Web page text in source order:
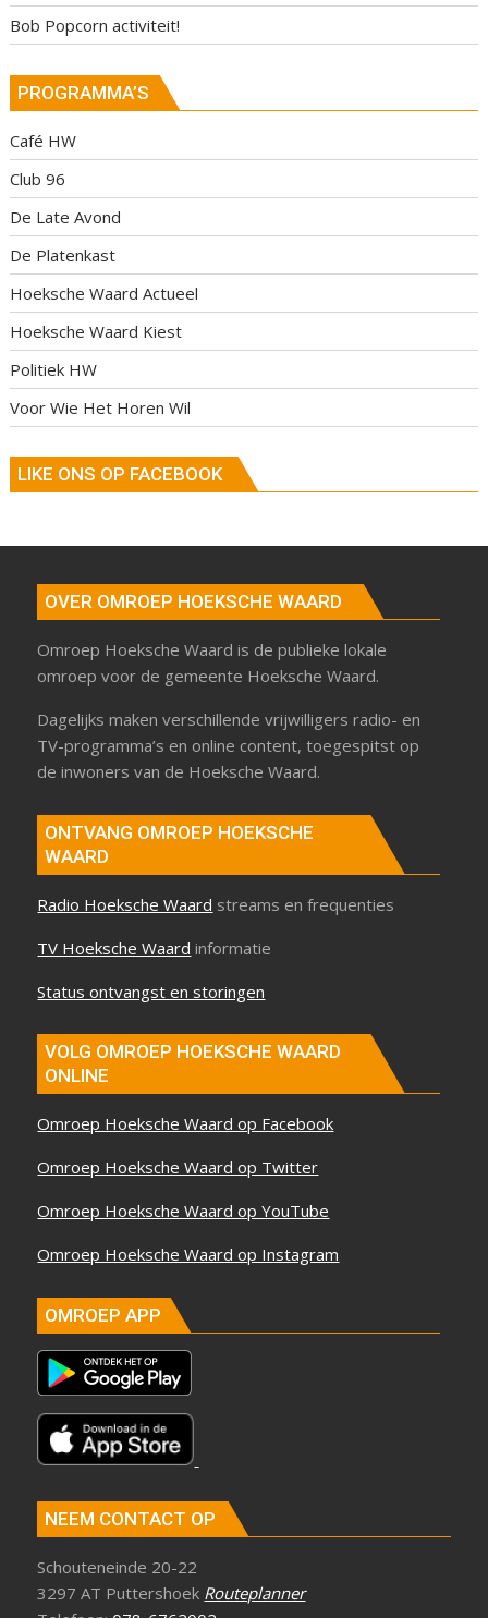
Bob Popcorn activiteit!
PROGRAMMA’S
Café HW
Club 96
De Late Avond
De Platenkast
Hoeksche Waard Actueel
Hoeksche Waard Kiest
Politiek HW
Voor Wie Het Horen Wil
LIKE ONS OP FACEBOOK
OVER OMROEP HOEKSCHE WAARD
Omroep Hoeksche Waard is de publieke lokale
omroep voor de gemeente Hoeksche Waard.
Dagelijks maken verschillende vrijwilligers radio- en
TV-programma’s en online content, toegespitst op
de inwoners van de Hoeksche Waard.
ONTVANG OMROEP HOEKSCHE
WAARD
Radio Hoeksche Waard streams en frequenties
TV Hoeksche Waard informatie
Status ontvangst en storingen
VOLG OMROEP HOEKSCHE WAARD
ONLINE
Omroep Hoeksche Waard op Facebook
Omroep Hoeksche Waard op Twitter
Omroep Hoeksche Waard op YouTube
Omroep Hoeksche Waard op Instagram
OMROEP APP
NEEM CONTACT OP
Schouteneinde 20-22
3297 AT Puttershoek Routeplanner